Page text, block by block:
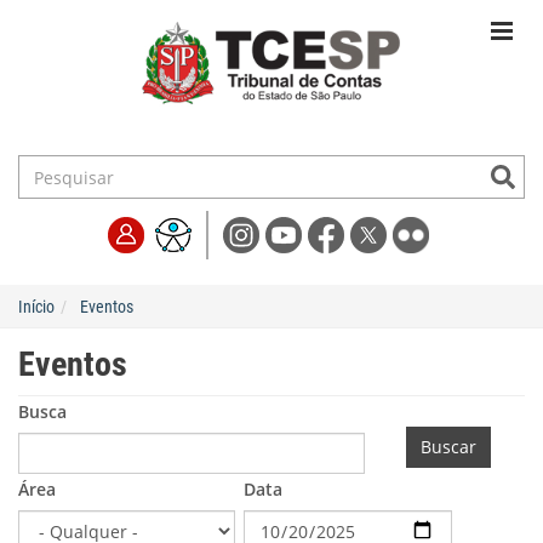
Início Eventos
Eventos
Busca
Área Data
Buscar